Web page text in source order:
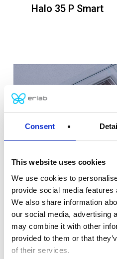
Consent
This website uses cookies
We use cookies to
provide social media features
We also share information
our social media, advertising
may combine it with other
provided to them or that
of their services.
Halo 35 P Smart
Détection
pollutions
Détectez, purifiez et